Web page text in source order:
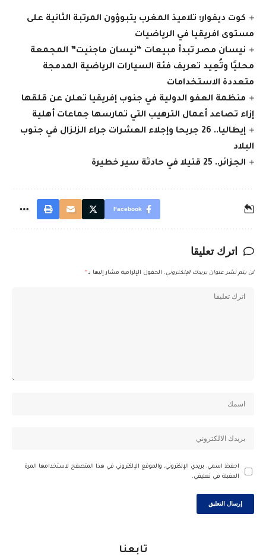
كوت ديفوار: تلاميذ المغرب يتبوؤون المرتبة الثانية على
مستوى افريقيا في الرياضيات
نيسان مصر تبدأ مبيعات “نيسان ماجنيت” المجمعة
محليًا وتُعِيد تعريف فئة السيارات الرياضية المدمجة
متعددة الاستخدامات
منظمة العفو الدولية في جنوب إفريقيا تعلن عن قلقها
إزاء تصاعد أعمال الترهيب التي تمارسها جماعات أهلية
إيطاليا.. 26 جريحا وإجلاء العشرات جراء الزلزال في جنوب
البلاد
الجزائر.. 25 قتيلا في حادثة سير خطيرة
Facebook
اترك تعليقا
لن يتم نشر عنوان بريدك الإلكتروني. الحقول الإلزامية مشار إليها بـ *
احفظ اسمي، بريدي الإلكتروني، والموقع الإلكتروني في هذا المتصفح لاستخدامها المرة
المقبلة في تعليقي.
تابعنا